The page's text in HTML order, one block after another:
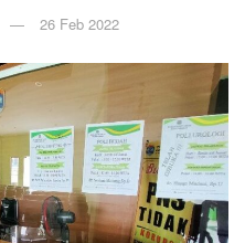
26 Feb 2022